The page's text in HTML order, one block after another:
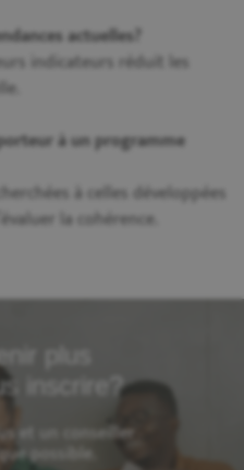
actuelles?
indicateurs réduit les
à un programme
à celles développées
la cohérence.
plus
inscrire?
et un conseiller
possible.